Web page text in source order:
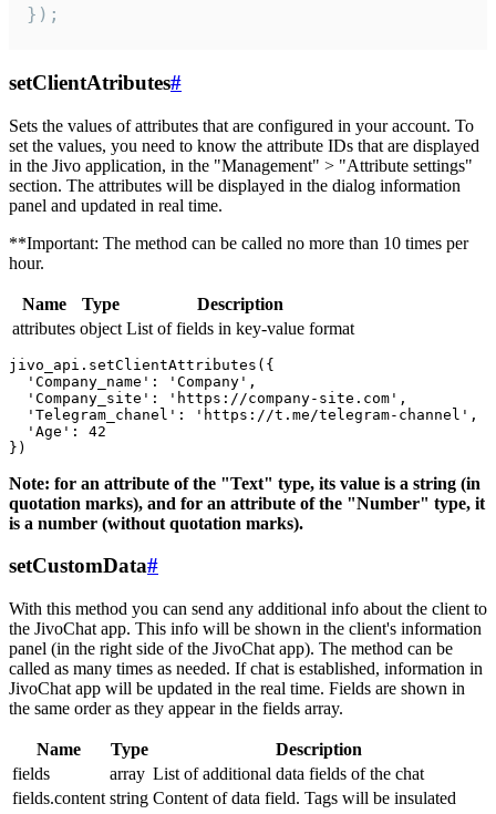
});
setClientAtributes#
Sets the values ​​of attributes that are configured in your account. To
set the values, you need to know the attribute IDs that are displayed
in the Jivo application, in the "Management" > "Attribute settings"
section. The attributes will be displayed in the dialog information
panel and updated in real time.
**Important: The method can be called no more than 10 times per
hour.
Name Type
Description
attributes object List of fields in key-value format
jivo_api.setClientAttributes({
  'Company_name': 'Company',
  'Company_site': 'https://company-site.com',
  'Telegram_chanel': 'https://t.me/telegram-channel',
  'Age': 42
Note: for an attribute of the "Text" type, its value is a string (in
quotation marks), and for an attribute of the "Number" type, it
is a number (without quotation marks).
setCustomData#
With this method you can send any additional info about the client to
the JivoChat app. This info will be shown in the client's information
panel (in the right side of the JivoChat app). The method can be
called as many times as needed. If chat is established, information in
JivoChat app will be updated in the real time. Fields are shown in
the same order as they appear in the fields array.
Name Type
Description
fields
array List of additional data fields of the chat
fields.content string Content of data field. Tags will be insulated